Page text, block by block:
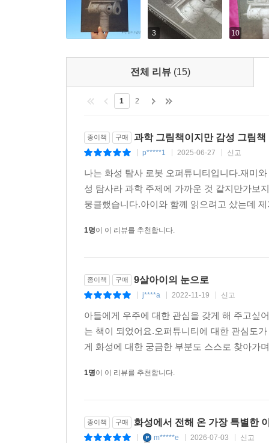
3 10
전체 리뷰 (15)
1 2
종이책 구매 과학 그림책이지만 감성 그림책
p*****1 2025-06-27 신고
나는 화성 탐사 로봇 오퍼튜니티입니다.재미
성 탐사라 과학 주제에 가까운 것 같지만가보
뭉클했습니다.아이와 함께 읽으려고 샀는데
1명이 이 리뷰를 추천합니다.
종이책 구매 9살아이의 눈으로
j****a 2022-11-19 신고
아들에게 우주에 대한 관심을 갖게 해 주고싶
는 책이 되었어요.오퍼튜니티에 대한 관심도
게 화성에 대한 궁금한 부분도 스스로 찾아가
1명이 이 리뷰를 추천합니다.
종이책 구매 화성에서 전해 온 가장 특별한
m*****e 2026-07-03 신고